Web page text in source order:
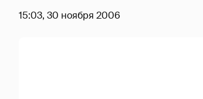
15:03, 30 ноября 2006